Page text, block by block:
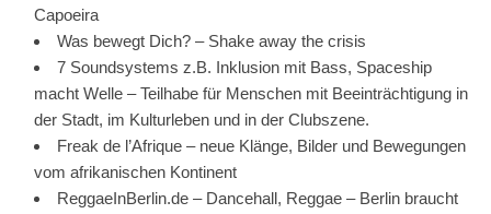
Capoeira
Was bewegt Dich? – Shake away the crisis
7 Soundsystems z.B. Inklusion mit Bass, Spaceship
macht Welle – Teilhabe für Menschen mit Beeinträchtigung in
der Stadt, im Kulturleben und in der Clubszene.
Freak de l’Afrique – neue Klänge, Bilder und Bewegungen
vom afrikanischen Kontinent
ReggaeInBerlin.de – Dancehall, Reggae – Berlin braucht